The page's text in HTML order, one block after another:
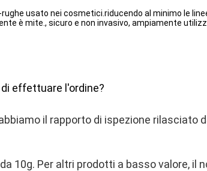
usato nei cosmetici.riducendo al minimo le
è mite., sicuro e non invasivo, ampiamente
effettuare l'ordine?
il rapporto di ispezione rilasciato
10g. Per altri prodotti a basso valore, il